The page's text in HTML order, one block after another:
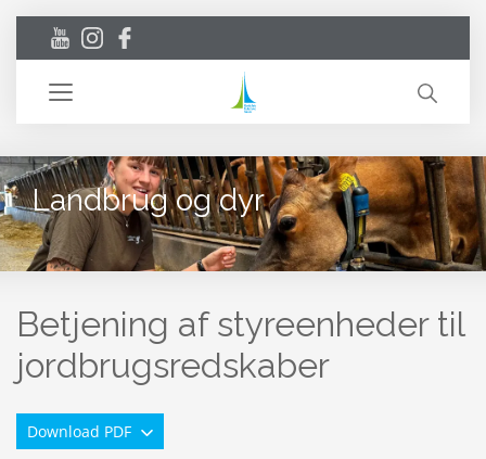
Toggle
Landbrug og dyr
Betjening af styreenheder til
jordbrugsredskaber
Download PDF